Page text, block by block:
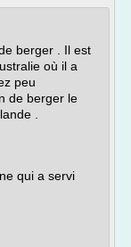
berger . Il est
où il a
peu
de berger le
.
qui a servi